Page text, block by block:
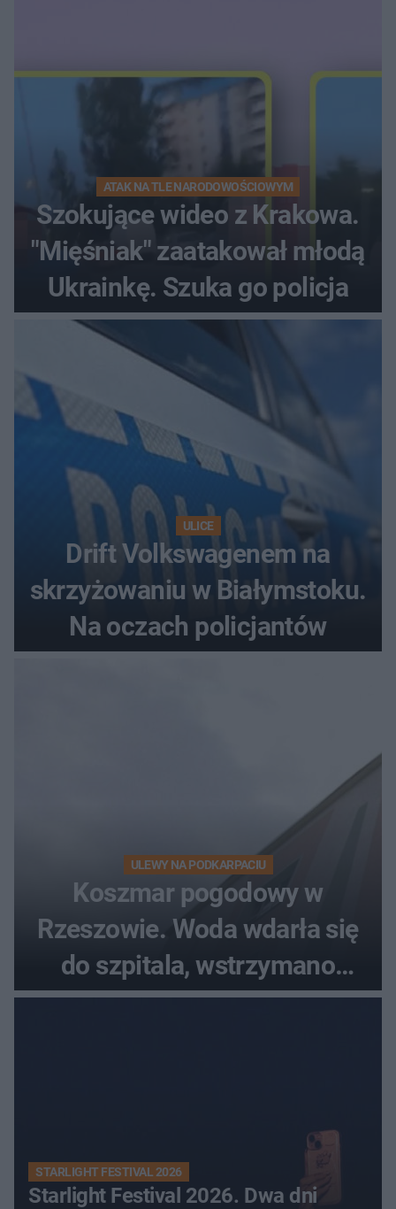
ATAK NA TLE NARODOWOŚCIOWYM
Szokujące wideo z Krakowa.
"Mięśniak" zaatakował młodą
Ukrainkę. Szuka go policja
ULICE
Drift Volkswagenem na
skrzyżowaniu w Białymstoku.
Na oczach policjantów
ULEWY NA PODKARPACIU
Koszmar pogodowy w
Rzeszowie. Woda wdarła się
do szpitala, wstrzymano
przyjęcia
STARLIGHT FESTIVAL 2026
Starlight Festival 2026. Dwa dni